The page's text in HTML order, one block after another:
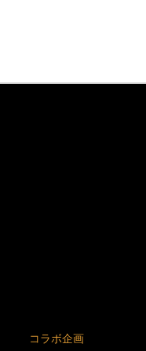
コラボ企画